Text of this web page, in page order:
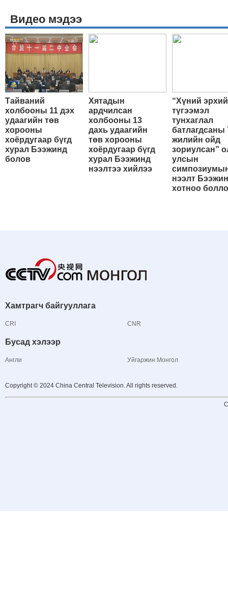
Видео мэдээ
Тайваний
холбооны 11 дэх
удаагийн төв
хорооны
хоёрдугаар бүгд
хурал Бээжинд
болов
Хятадын
ардчилсан
холбооны 13
дахь удаагийн
төв хорооны
хоёрдугаар бүгд
хурал Бээжинд
нээлтээ хийлээ
“Хүний
түгээмэл
тунхаглал
батлагдсаны
жилийн ойд
зориулсан”
улсын
нээлт Бээжин
хотноо
Хамтрагч байгууллага
CRI CNR
Бусад хэлээр
Англи Уйгаржин Монгол
Copyright © 2024 China Central Television. All rights reserved.